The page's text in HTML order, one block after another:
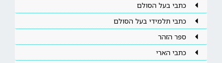
כתבי בעל הסולם
כתבי תלמידי בעל הסולם
ספר הזהר
כתבי הארי